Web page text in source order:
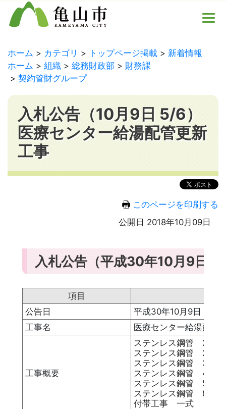
ホーム カテゴリ トップページ掲載
新着情報
ホーム
組織 総務財政部
財務課
契約管財グループ
入札公告（10月9日 5/6）
医療センター給湯配管更新
工事
このページを印刷する
公開日 2018年10月09日
入札公告（平成30年10月9日）
項目
公告日
平成30年10月9日（火
工事名
医療センター給湯配管
工事概要
ステンレス鋼管
ステンレス鋼管
ステンレス鋼管
ステンレス鋼管
ステンレス鋼管
ステンレス鋼管
付帯工事 一式